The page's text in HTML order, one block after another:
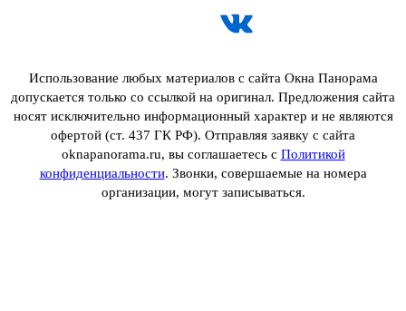
Использование любых материалов с сайта Окна Панорама
допускается только со ссылкой на оригинал. Предложения сайта
носят исключительно информационный характер и не являются
офертой (ст. 437 ГК РФ). Отправляя заявку с сайта
oknapanorama.ru, вы соглашаетесь с Политикой
конфиденциальности. Звонки, совершаемые на номера
организации, могут записываться.